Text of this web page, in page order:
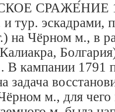
СРАЖЕ́НИЕ
тур. эс­кад­ра­ми,
на Чёр­ном м., в
В кам­па­нии 1791
за­да­ча
м., для